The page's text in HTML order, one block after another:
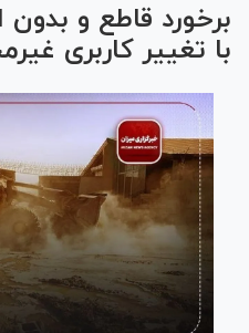
برخورد قاطع و
با تغییر کاربری